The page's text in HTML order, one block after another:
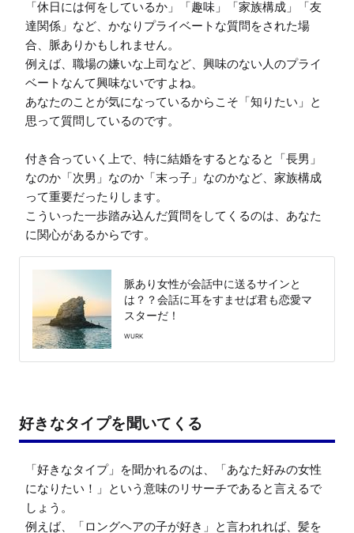
「休日には何をしているか」「趣味」「家族構成」「友
達関係」など、かなりプライベートな質問をされた場
合、脈ありかもしれません。
例えば、職場の嫌いな上司など、興味のない人のプライ
ベートなんて興味ないですよね。
あなたのことが気になっているからこそ「知りたい」と
思って質問しているのです。
付き合っていく上で、特に結婚をするとなると「長男」
なのか「次男」なのか「末っ子」なのかなど、家族構成
って重要だったりします。
こういった一歩踏み込んだ質問をしてくるのは、あなた
に関心があるからです。
脈あり女性が会話中に送るサインと
は？？会話に耳をすませば君も恋愛マ
スターだ！
WURK
好きなタイプを聞いてくる
「好きなタイプ」を聞かれるのは、「あなた好みの女性
になりたい！」という意味のリサーチであると言えるで
しょう。
例えば、「ロングヘアの子が好き」と言われれば、髪を